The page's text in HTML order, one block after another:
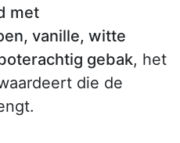
met
vanille, witte
gebak, het
die de